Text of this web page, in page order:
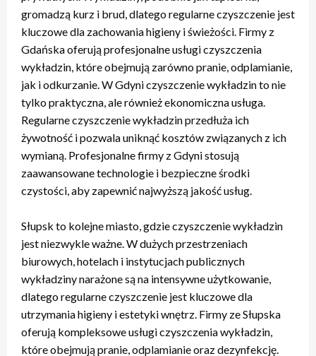
gromadzą kurz i brud, dlatego regularne czyszczenie jest
kluczowe dla zachowania higieny i świeżości. Firmy z
Gdańska oferują profesjonalne usługi czyszczenia
wykładzin, które obejmują zarówno pranie, odplamianie,
jak i odkurzanie. W Gdyni czyszczenie wykładzin to nie
tylko praktyczna, ale również ekonomiczna usługa.
Regularne czyszczenie wykładzin przedłuża ich
żywotność i pozwala uniknąć kosztów związanych z ich
wymianą. Profesjonalne firmy z Gdyni stosują
zaawansowane technologie i bezpieczne środki
czystości, aby zapewnić najwyższą jakość usług.
Słupsk to kolejne miasto, gdzie czyszczenie wykładzin
jest niezwykle ważne. W dużych przestrzeniach
biurowych, hotelach i instytucjach publicznych
wykładziny narażone są na intensywne użytkowanie,
dlatego regularne czyszczenie jest kluczowe dla
utrzymania higieny i estetyki wnętrz. Firmy ze Słupska
oferują kompleksowe usługi czyszczenia wykładzin,
które obejmują pranie, odplamianie oraz dezynfekcję.